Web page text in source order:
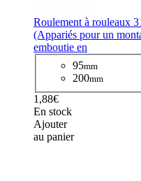
Roulement à rouleaux
(Appariés pour un
emboutie en
95mm
200mm
1,88€
En stock
Ajouter
au panier